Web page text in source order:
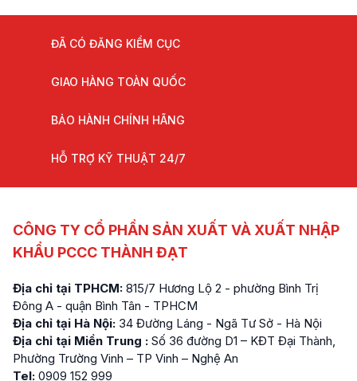
ĐÃ CÓ ĐĂNG KIỂM CỤC
GIAO HÀNG TOÀN QUỐC
BẢO HÀNH CHÍNH HÃNG
HỖ TRỢ KỸ THUẬT 24/7
CÔNG TY CỔ PHẦN SẢN XUẤT VÀ XUẤT NHẬP
KHẨU PCCC THÀNH ĐẠT
Địa chỉ tại TPHCM: 815/7 Hương Lộ 2 - phường Bình Trị
Đông A - quận Bình Tân - TPHCM
Địa chỉ tại Hà Nội: 34 Đường Láng - Ngã Tư Sở - Hà Nội
Địa chỉ tại Miền Trung : Số 36 đường D1 – KĐT Đại Thành,
Phường Trường Vinh – TP Vinh – Nghệ An
Tel: 0909 152 999